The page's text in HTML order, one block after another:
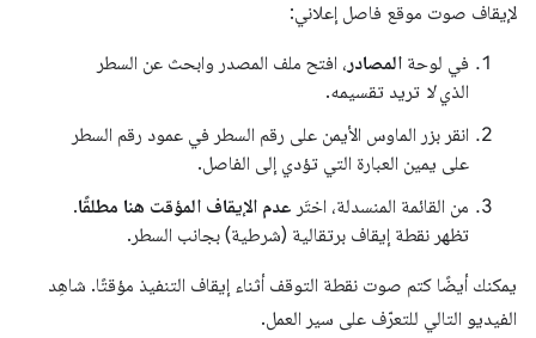
لإيقاف صوت موقع فاصل إعلاني:
في لوحة المصادر ، افتح ملف المصدر وابحث عن السطر
الذيلا تريد تقسيمه.
انقر بزر الماوس الأيمن على رقم السطر في عمود رقم السطر
على يمين العبارة التي تؤدي إلى الفاصل.
من القائمة المنسدلة، اختَر عدم الإيقاف المؤقت هنا مطلقًا.
تظهر نقطة إيقاف برتقالية (شرطية) بجانب السطر.
يمكنك أيضًا كتم صوت نقطة التوقف أثناء إيقاف التنفيذ مؤقتًا. شاهِد
الفيديو التالي للتعرّف على سير العمل.